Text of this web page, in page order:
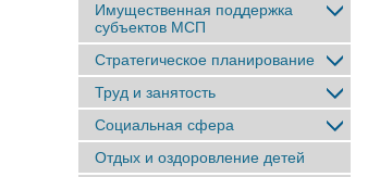
Имущественная поддержка
субъектов МСП
Стратегическое планирование
Труд и занятость
Социальная сфера
Отдых и оздоровление детей